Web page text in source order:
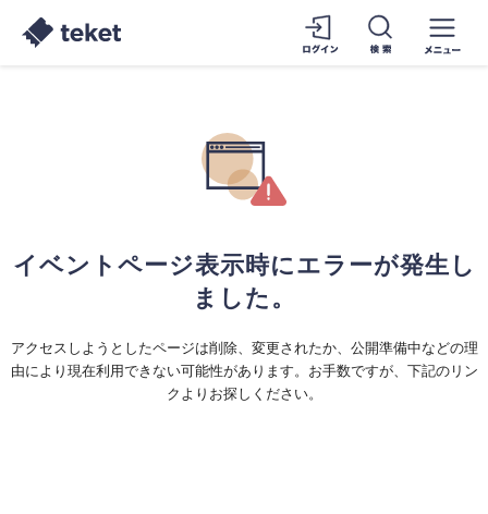
イベントページ表示時にエラーが発生し
ました。
アクセスしようとしたページは削除、変更されたか、公開準備中などの理
由により現在利用できない可能性があります。お手数ですが、下記のリン
クよりお探しください。